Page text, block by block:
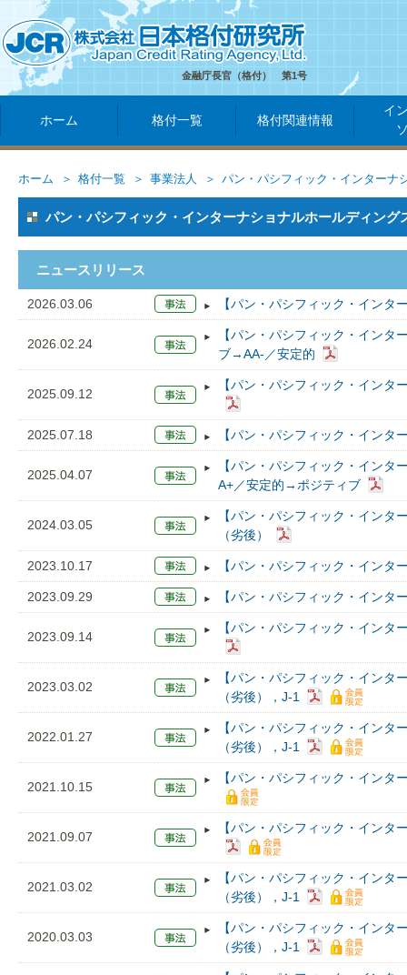
金融庁長官（格付） 第1号
ホーム 格付一覧 格付関連情報
イ
ホーム 格付一覧 事業法人 パン・パシフィック・インターナ
パン・パシフィック・インターナショナルホールディング
ニュースリリース
2026.03.06 【パン・パシフィック・インタ
2026.02.24
【パン・パシフィック・インタ
ブ→AA-／安定的
2025.09.12
【パン・パシフィック・インタ
2025.07.18 【パン・パシフィック・インタ
2025.04.07
【パン・パシフィック・イン
A+／安定的→ポジティブ
2024.03.05
【パン・パシフィック・インタ
（劣後）
2023.10.17 【パン・パシフィック・インタ
2023.09.29 【パン・パシフィック・インタ
2023.09.14
【パン・パシフィック・インタ
2023.03.02
【パン・パシフィック・インタ
（劣後），J-1
2022.01.27
【パン・パシフィック・インタ
（劣後），J-1
2021.10.15
【パン・パシフィック・インタ
2021.09.07
【パン・パシフィック・インタ
2021.03.02
【パン・パシフィック・インタ
（劣後），J-1
2020.03.03
【パン・パシフィック・インタ
（劣後），J-1